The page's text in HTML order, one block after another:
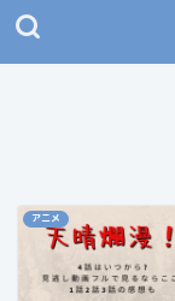
アニメ